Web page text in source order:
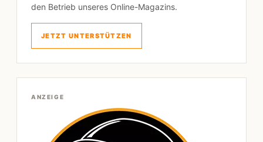
den Betrieb unseres Online-Magazins.
JETZT UNTERSTÜTZEN
ANZEIGE